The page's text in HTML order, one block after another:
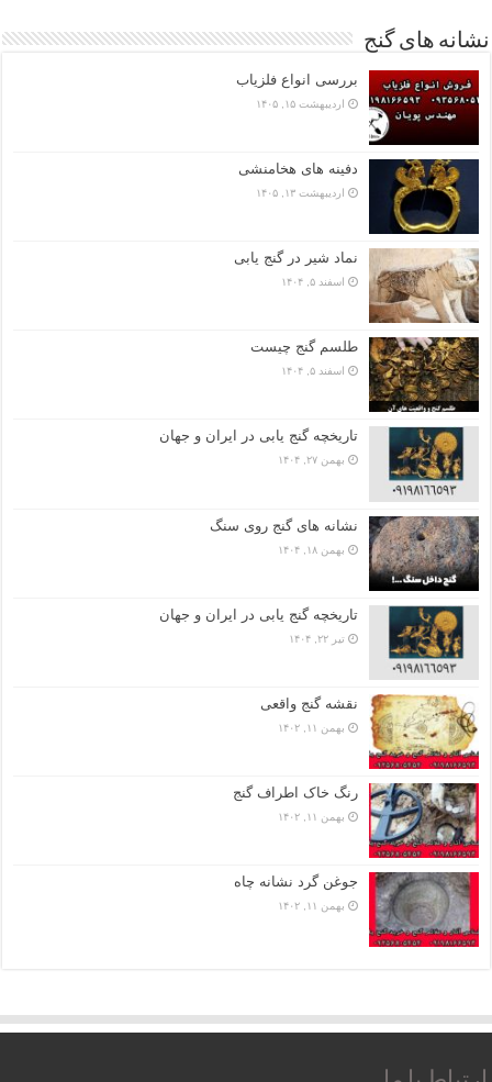
نشانه های گنج
بررسی انواع فلزیاب
اردیبهشت ۱۵, ۱۴۰۵
دفینه های هخامنشی
اردیبهشت ۱۳, ۱۴۰۵
نماد شیر در گنج یابی
اسفند ۵, ۱۴۰۴
طلسم گنج چیست
اسفند ۵, ۱۴۰۴
تاریخچه گنج‌ یابی در ایران و جهان
بهمن ۲۷, ۱۴۰۴
نشانه های گنج روی سنگ
بهمن ۱۸, ۱۴۰۴
تاریخچه گنج‌ یابی در ایران و جهان
تیر ۲۲, ۱۴۰۴
نقشه گنج واقعی
بهمن ۱۱, ۱۴۰۲
رنگ خاک اطراف گنج
بهمن ۱۱, ۱۴۰۲
جوغن گرد نشانه چاه
بهمن ۱۱, ۱۴۰۲